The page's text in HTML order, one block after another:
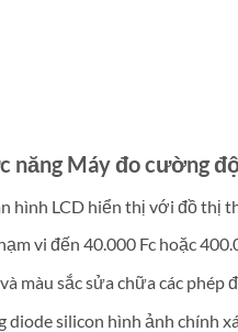
năng Máy đo cường
hình LCD hiển thị với đồ thị
vi đến 40.000 Fc hoặc
màu sắc sửa chữa các phép
diode silicon hình ảnh chính